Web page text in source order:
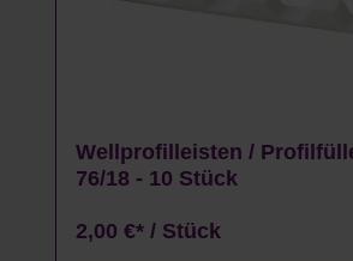
Wellprofilleisten /
76/18 - 10 Stück
2,00 €* / Stück